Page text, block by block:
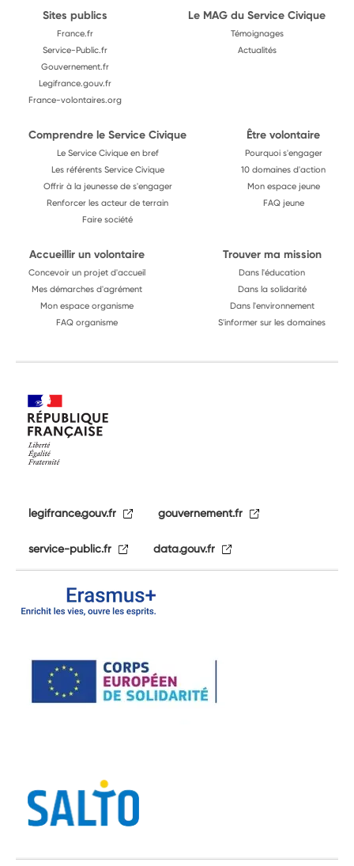
Sites publics
France.fr
Service-Public.fr
Gouvernement.fr
Legifrance.gouv.fr
France-volontaires.org
Le MAG du Service Civique
Témoignages
Actualités
Comprendre le Service Civique
Le Service Civique en bref
Les référents Service Civique
Offrir à la jeunesse de s'engager
Renforcer les acteur de terrain
Faire société
Être volontaire
Pourquoi s'engager
10 domaines d'action
Mon espace jeune
FAQ jeune
Accueillir un volontaire
Concevoir un projet d'accueil
Mes démarches d'agrément
Mon espace organisme
FAQ organisme
Trouver ma mission
Dans l'éducation
Dans la solidarité
Dans l'environnement
S'informer sur les domaines
legifrance.gouv.fr gouvernement.fr
service-public.fr data.gouv.fr